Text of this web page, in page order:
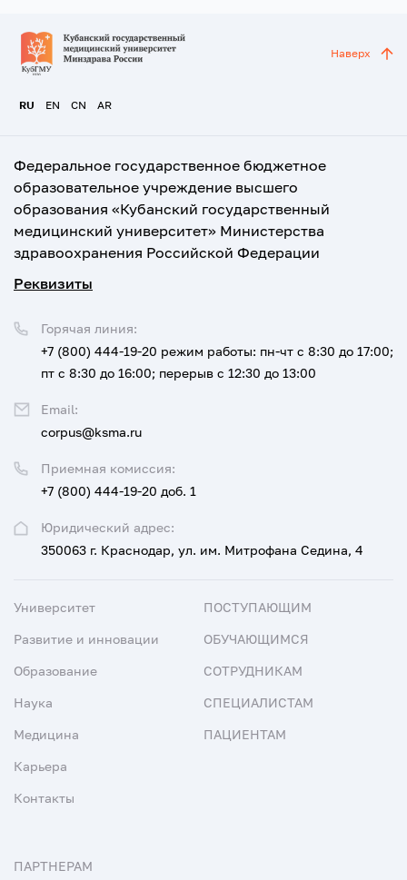
RU EN CN AR
Наверх
Федеральное государственное бюджетное
образовательное учреждение высшего
образования «Кубанский государственный
медицинский университет» Министерства
здравоохранения Российской Федерации
Реквизиты
Юридический адрес:
350063 г. Краснодар, ул. им. Митрофана Седина, 4
Приемная комиссия:
+7 (800) 444-19-20 доб. 1
Горячая линия:
+7 (800) 444-19-20 режим работы: пн-чт с 8:30 до 17:00;
пт с 8:30 до 16:00; перерыв с 12:30 до 13:00
Email:
corpus@ksma.ru
Университет
Развитие и инновации
Образование
Наука
Медицина
Карьера
Контакты
ПОСТУПАЮЩИМ
ОБУЧАЮЩИМСЯ
СОТРУДНИКАМ
СПЕЦИАЛИСТАМ
ПАЦИЕНТАМ
ПАРТНЕРАМ